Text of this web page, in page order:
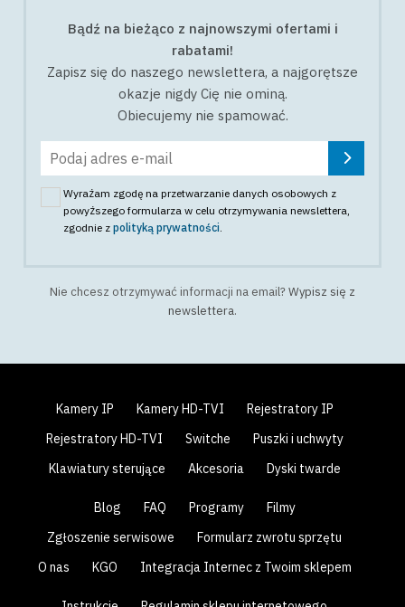
Bądź na bieżąco z najnowszymi ofertami i
rabatami!
Zapisz się do naszego newslettera, a najgorętsze
okazje nigdy Cię nie ominą.
Obiecujemy nie spamować.
Wyrażam zgodę na przetwarzanie danych osobowych z
powyższego formularza w celu otrzymywania newslettera
zgodnie z polityką prywatności
Nie chcesz otrzymywać informacji na email?Wypisz się z
newslettera.
Kamery IP Kamery HD-TVI
Rejestratory IP
Rejestratory HD-TVI
Switche
Puszki i uchwyty
Klawiatury sterujące
Akcesoria Dyski twarde
Blog FAQ Programy
Filmy
Zgłoszenie serwisowe
Formularz zwrotu sprzętu
O nas
KGO Integracja Internec z Twoim sklepem